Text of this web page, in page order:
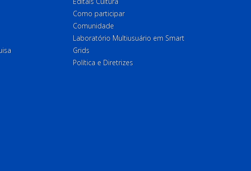
Como participar
Comunidade
Laboratório Multiusuário em Smart
Grids
Política e Diretrizes